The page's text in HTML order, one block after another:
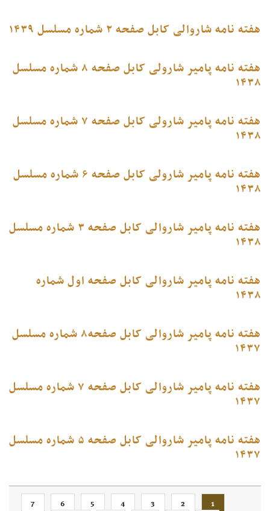
هفته نامه شاروالی کابل صفحه ۲ شماره مسلسل ۱۴۳۹
هفته نامه پامیر شارولی کابل صفحه ۸ شماره مسلسل
۱۴۳۸
هفته نامه پامیر شارولی کابل صفحه ۷ شماره مسلسل
۱۴۳۸
هفته نامه پامیر شارولی کابل صفحه ۶ شماره مسلسل
۱۴۳۸
هفته نامه پامیر شاروالی کابل صفحه ۳ شماره مسلسل
۱۴۳۸
هفته نامه پامیر شاروالی کابل صفحه اول شماره
۱۴۳۸
هفته نامه پامیر شاروالی کابل صفحه۸ شماره مسلسل
۱۴۳۷
هفته نامه پامیر شاروالی کابل صفحه ۷ شماره مسلسل
۱۴۳۷
هفته نامه پامیر شاروالی کابل صفحه ۵ شماره مسلسل
۱۴۳۷
1
2
3
4
5
6
7